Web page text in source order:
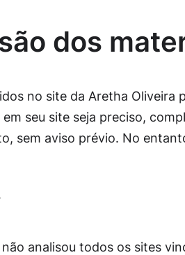
dos
no site da Aretha
seu site seja preciso,
sem aviso prévio. No
analisou todos os sites